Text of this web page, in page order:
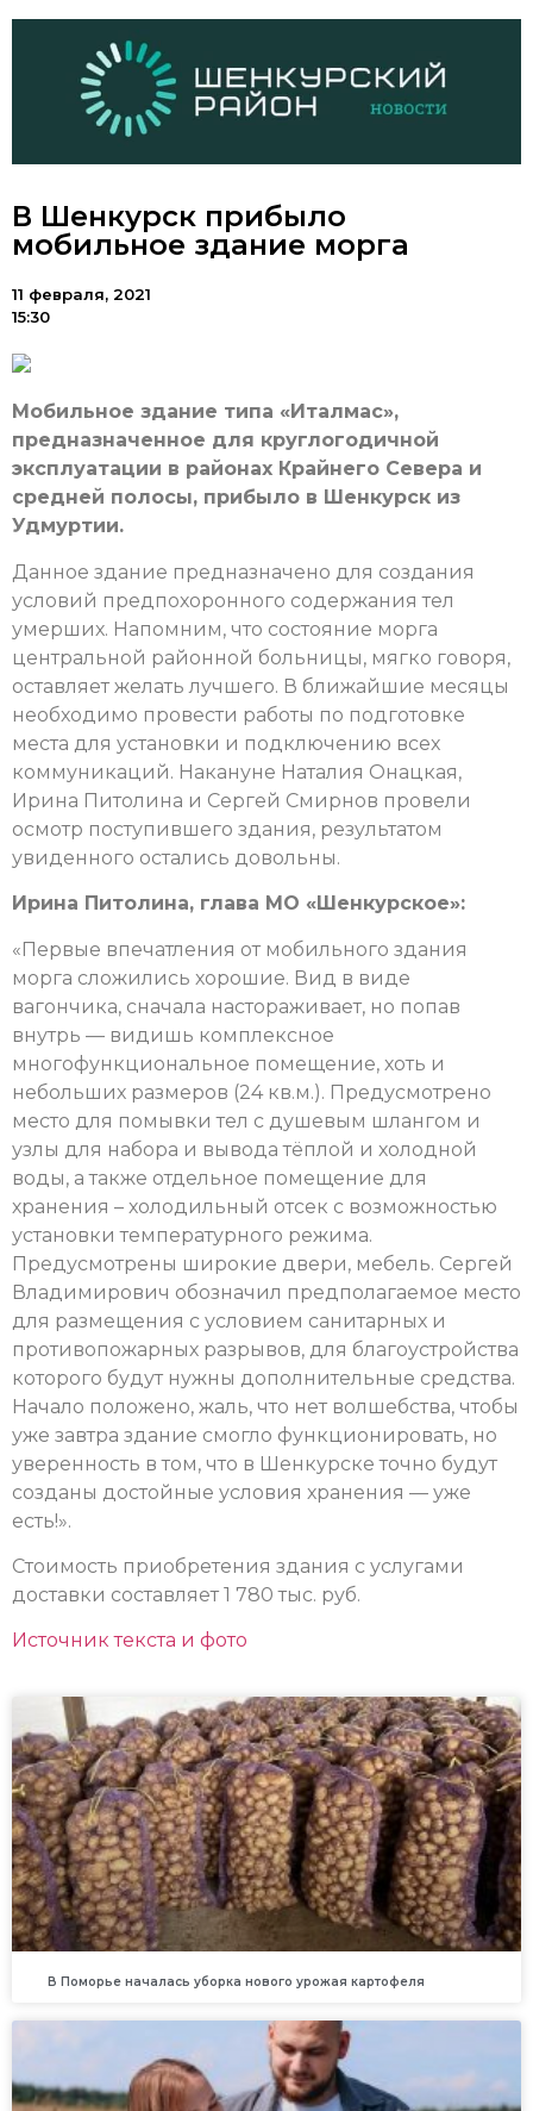
В Шенкурск прибыло
мобильное здание морга
11 февраля, 2021
15:30
Мобильное здание типа «Италмас»,
предназначенное для круглогодичной
эксплуатации в районах Крайнего Севера и
средней полосы, прибыло в Шенкурск из
Удмуртии.
Данное здание предназначено для создания
условий предпохоронного содержания тел
умерших. Напомним, что состояние морга
центральной районной больницы, мягко говоря,
оставляет желать лучшего. В ближайшие месяцы
необходимо провести работы по подготовке
места для установки и подключению всех
коммуникаций. Накануне Наталия Онацкая,
Ирина Питолина и Сергей Смирнов провели
осмотр поступившего здания, результатом
увиденного остались довольны.
Ирина Питолина, глава МО «Шенкурское»:
«Первые впечатления от мобильного здания
морга сложились хорошие. Вид в виде
вагончика, сначала настораживает, но попав
внутрь — видишь комплексное
многофункциональное помещение, хоть и
небольших размеров (24 кв.м.). Предусмотрено
место для помывки тел с душевым шлангом и
узлы для набора и вывода тёплой и холодной
воды, а также отдельное помещение для
хранения – холодильный отсек с возможностью
установки температурного режима.
Предусмотрены широкие двери, мебель. Сергей
Владимирович обозначил предполагаемое место
для размещения с условием санитарных и
противопожарных разрывов, для благоустройства
которого будут нужны дополнительные средства.
Начало положено, жаль, что нет волшебства, чтобы
уже завтра здание смогло функционировать, но
уверенность в том, что в Шенкурске точно будут
созданы достойные условия хранения — уже
есть!».
Стоимость приобретения здания с услугами
доставки составляет 1 780 тыс. руб.
Источник текста и фото
В Поморье началась уборка нового урожая картофеля